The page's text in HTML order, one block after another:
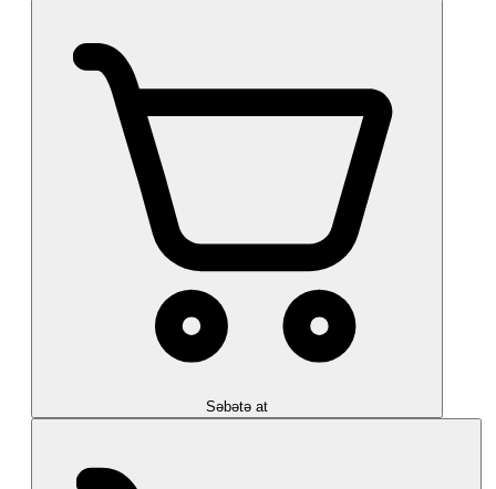
Səbətə at